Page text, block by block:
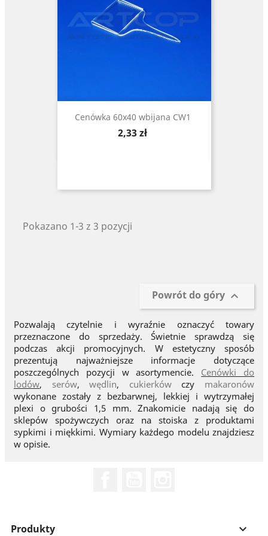
Cenówka 60x40 wbijana CW1
Cena
2,33 zł
Pokazano 1-3 z 3 pozycji
Powrót do góry 
Pozwalają czytelnie i wyraźnie oznaczyć towary
przeznaczone do sprzedaży. Świetnie sprawdzą się
podczas akcji promocyjnych. W estetyczny sposób
prezentują najważniejsze informacje dotyczące
poszczególnych pozycji w asortymencie. Cenówki do
lodów, serów,wędlin, cukierkówczy makaronów
wykonane zostały z bezbarwnej, lekkiej i wytrzymałej
plexi o grubości 1,5 mm. Znakomicie nadają się do
sklepów spożywczych oraz na stoiska z produktami
sypkimi i miękkimi. Wymiary każdego modelu znajdziesz
w opisie.
Produkty 